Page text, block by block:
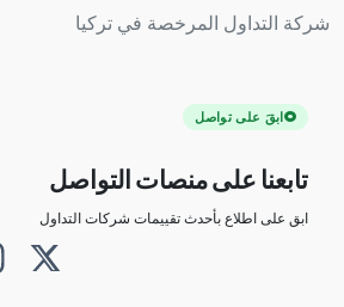
شركة التداول المرخصة في تركيا
ابقَ على تواصل
تابعنا على منصات التواصل
ابق على اطلاع بأحدث تقييمات شركات التداول